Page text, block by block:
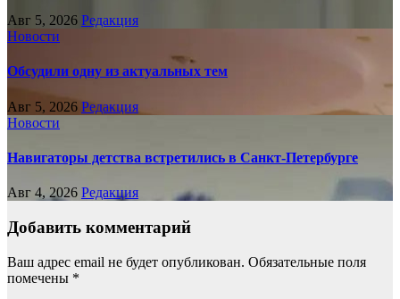
Авг 5, 2026 Редакция
Новости
Обсудили одну из актуальных тем
Авг 5, 2026 Редакция
Новости
Навигаторы детства встретились в Санкт-Петербурге
Авг 4, 2026 Редакция
Добавить комментарий
Ваш адрес email не будет опубликован. Обязательные поля
помечены *